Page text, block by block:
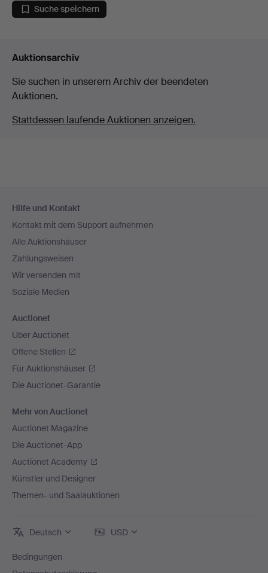
Suche speichern
Auktionsarchiv
Sie suchen in unserem Archiv der beendeten
Auktionen.
Stattdessen laufende Auktionen anzeigen.
Navigation
Hilfe und Kontakt
Kontakt mit dem Support aufnehmen
Alle Auktionshäuser
Zahlungsweisen
Wir versenden mit
Soziale Medien
Auctionet
Über Auctionet
Offene Stellen
Für Auktionshäuser
Die Auctionet-Garantie
Mehr von Auctionet
Auctionet Magazine
Die Auctionet-App
Auctionet Academy
Künstler und Designer
Themen- und Saalauktionen
Deutsch USD
Bedingungen